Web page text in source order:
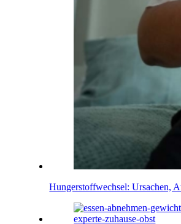
Hungerstoffwechsel: Ursachen,